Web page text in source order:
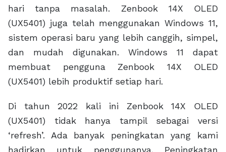
hari tanpa masalah. Zenbook 14X OLED
(UX5401) juga telah menggunakan Windows 11,
sistem operasi baru yang lebih canggih, simpel,
dan mudah digunakan. Windows 11 dapat
membuat pengguna Zenbook 14X OLED
(UX5401) lebih produktif setiap hari.
Di tahun 2022 kali ini Zenbook 14X OLED
(UX5401) tidak hanya tampil sebagai versi
‘refresh’. Ada banyak peningkatan yang kami